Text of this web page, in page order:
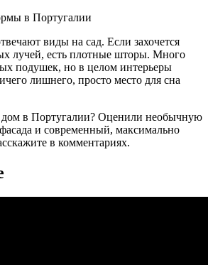
виды на сад. Если захочется
лучей, есть плотные шторы. Много
подушек, но в целом интерьеры
лишнего, просто место для сна
дом в Португалии? Оценили необычную
и современный, максимально
в комментариях.